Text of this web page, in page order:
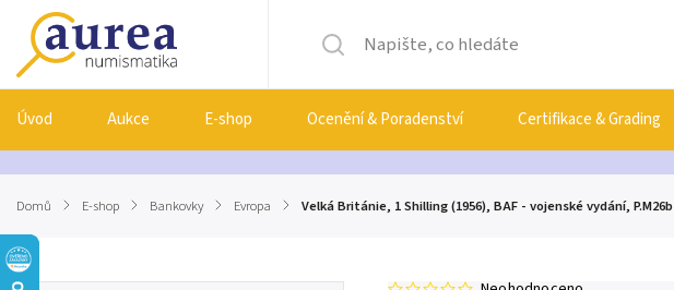
Úvod Aukce E-shop Ocenění & Poradenství Certifikace & Grading
Domů / E-shop / Bankovky / Evropa / Velká Británie, 1 Shilling (1956), BAF - vojenské vydání, P.M26b